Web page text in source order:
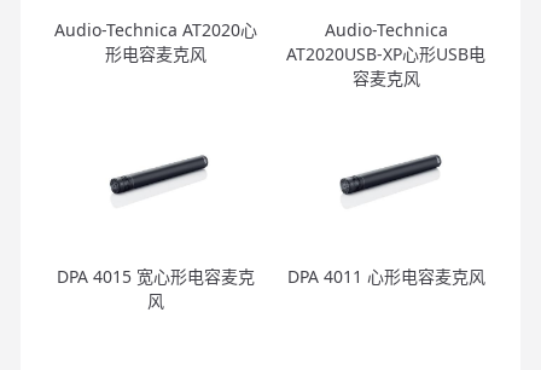
Audio-Technica AT2020心
形电容麦克风
Audio-Technica
AT2020USB-XP心形USB电
容麦克风
DPA 4015 宽心形电容麦克
风
DPA 4011 心形电容麦克风